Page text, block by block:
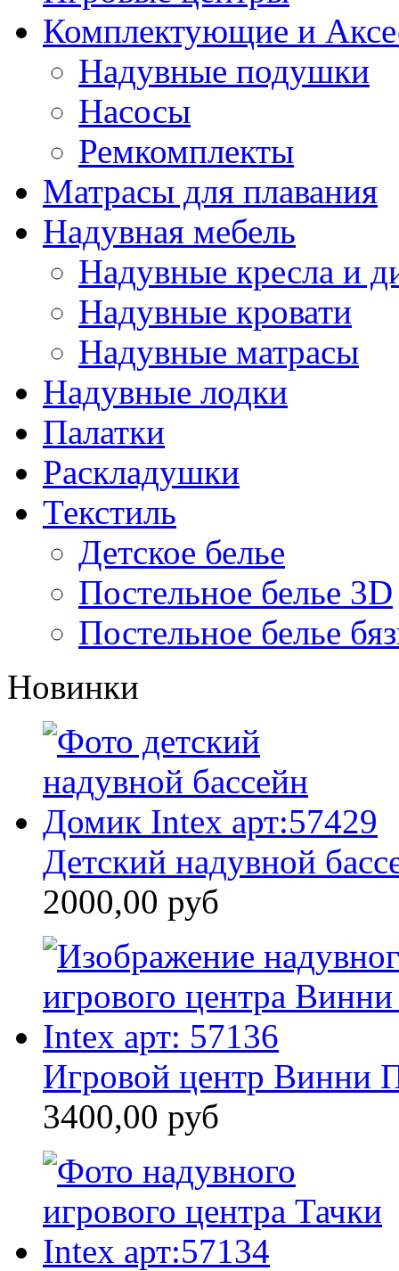
Комплектующие и
Надувные подушки
Насосы
Ремкомплекты
Матрасы для плавания
Надувная мебель
Надувные кресла и
Надувные кровати
Надувные матрасы
Надувные лодки
Палатки
Раскладушки
Текстиль
Детское белье
Постельное белье 3D
Постельное белье
Новинки
Детский надувной
2000,00 руб
Игровой центр Винни
3400,00 руб